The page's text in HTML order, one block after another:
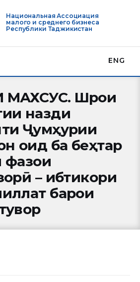
Национальная Ассоциация
малого и среднего бизнеса
Республики Таджикистан
ENG
Шӯрои
назди
Ҷумҳурии
оид ба беҳтар
фазои
– ибтикори
барои